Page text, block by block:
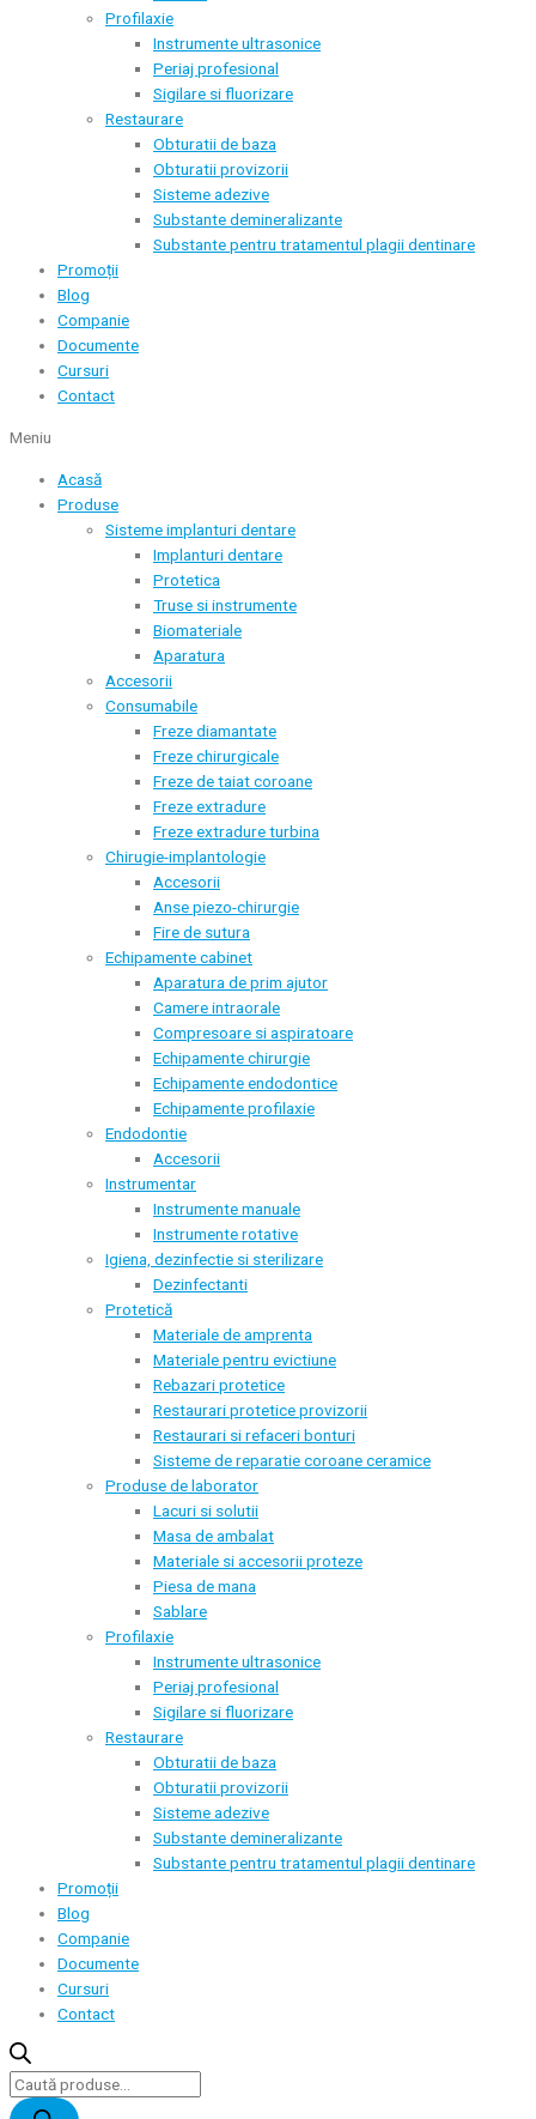
Profilaxie
Instrumente ultrasonice
Periaj profesional
Sigilare si fluorizare
Restaurare
Obturatii de baza
Obturatii provizorii
Sisteme adezive
Substante demineralizante
Substante pentru tratamentul plagii dentinare
Promoții
Blog
Companie
Documente
Cursuri
Contact
Meniu
Acasă
Produse
Sisteme implanturi dentare
Implanturi dentare
Protetica
Truse si instrumente
Biomateriale
Aparatura
Accesorii
Consumabile
Freze diamantate
Freze chirurgicale
Freze de taiat coroane
Freze extradure
Freze extradure turbina
Chirugie-implantologie
Accesorii
Anse piezo-chirurgie
Fire de sutura
Echipamente cabinet
Aparatura de prim ajutor
Camere intraorale
Compresoare si aspiratoare
Echipamente chirurgie
Echipamente endodontice
Echipamente profilaxie
Endodontie
Accesorii
Instrumentar
Instrumente manuale
Instrumente rotative
Igiena, dezinfectie si sterilizare
Dezinfectanti
Protetică
Materiale de amprenta
Materiale pentru evictiune
Rebazari protetice
Restaurari protetice provizorii
Restaurari si refaceri bonturi
Sisteme de reparatie coroane ceramice
Produse de laborator
Lacuri si solutii
Masa de ambalat
Materiale si accesorii proteze
Piesa de mana
Sablare
Profilaxie
Instrumente ultrasonice
Periaj profesional
Sigilare si fluorizare
Restaurare
Obturatii de baza
Obturatii provizorii
Sisteme adezive
Substante demineralizante
Substante pentru tratamentul plagii dentinare
Promoții
Blog
Companie
Documente
Cursuri
Contact
Products
search